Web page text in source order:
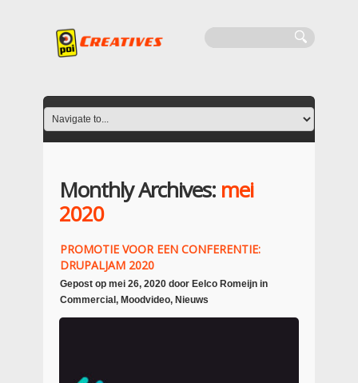
Monthly Archives: mei
2020
PROMOTIE VOOR EEN CONFERENTIE:
DRUPALJAM 2020
Gepost op mei 26, 2020 door Eelco Romeijn in
Commercial , Moodvideo, Nieuws